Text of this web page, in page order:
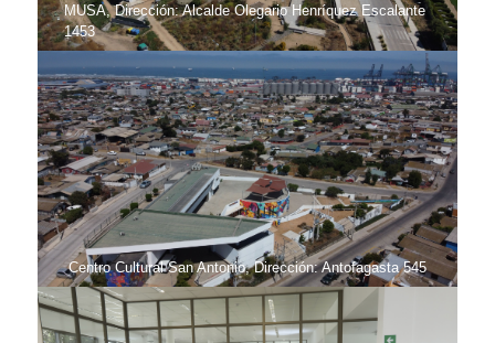
MUSA, Dirección: Alcalde Olegario Henríquez Escalante
1453
Centro Cultural San Antonio, Dirección: Antofagasta 545